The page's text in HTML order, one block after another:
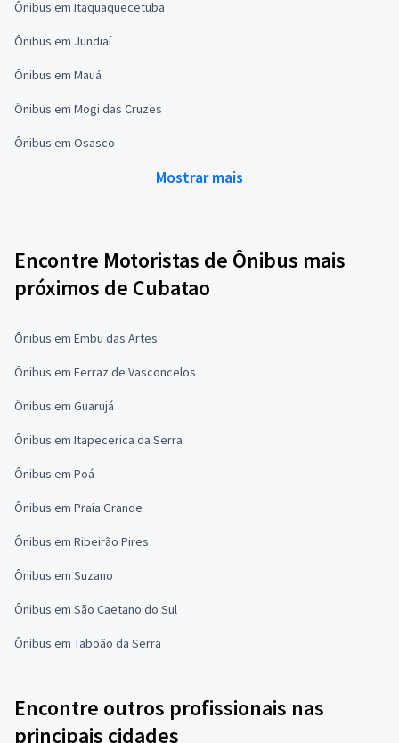
Ônibus em Itaquaquecetuba
Ônibus em Jundiaí
Ônibus em Mauá
Ônibus em Mogi das Cruzes
Ônibus em Osasco
Mostrar mais
Encontre Motoristas de Ônibus mais
próximos de Cubatao
Ônibus em Embu das Artes
Ônibus em Ferraz de Vasconcelos
Ônibus em Guarujá
Ônibus em Itapecerica da Serra
Ônibus em Poá
Ônibus em Praia Grande
Ônibus em Ribeirão Pires
Ônibus em Suzano
Ônibus em São Caetano do Sul
Ônibus em Taboão da Serra
Encontre outros profissionais nas
principais cidades